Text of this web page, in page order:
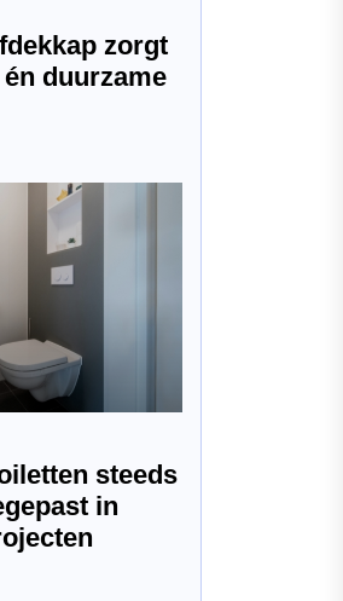
zorgt
duurzame
steeds
in